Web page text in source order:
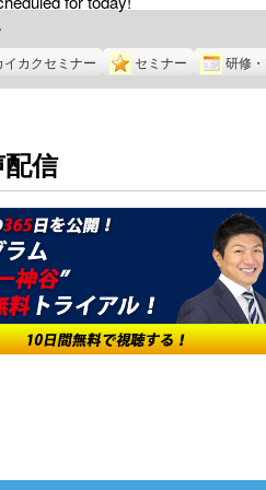
イカクセミナー セミナー 研修
信